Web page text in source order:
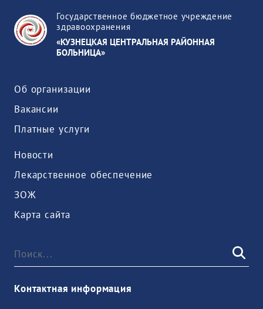
Государственное бюджетное учреждение
здравоохранения
«КУЗНЕЦКАЯ ЦЕНТРАЛЬНАЯ РАЙОННАЯ
БОЛЬНИЦА»
Об организации
Вакансии
Платные услуги
Новости
Лекарственное обеспечение
ЗОЖ
Карта сайта
Контактная информация